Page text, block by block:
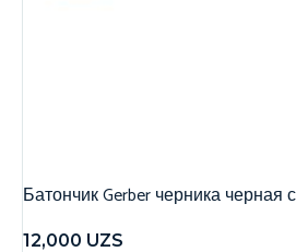
Батончик Gerber черника черная
12,000 UZS